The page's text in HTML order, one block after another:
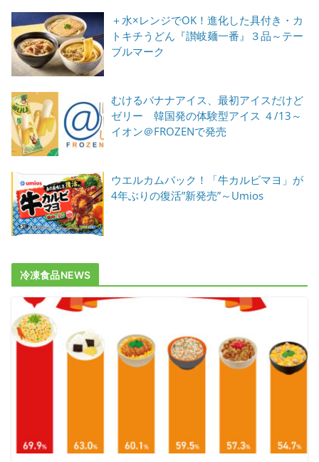
＋水×レンジでOK！進化した具付き・カ
トキチうどん『讃岐麺一番』３品～テー
ブルマーク
むけるバナナアイス、最初アイスだけど
ゼリー 韓国発の体験型アイス ４/13～
イオン＠FROZENで発売
ウエルカムバック！「牛カルビマヨ」が
4年ぶりの復活”新発売”～Umios
冷凍食品NEWS